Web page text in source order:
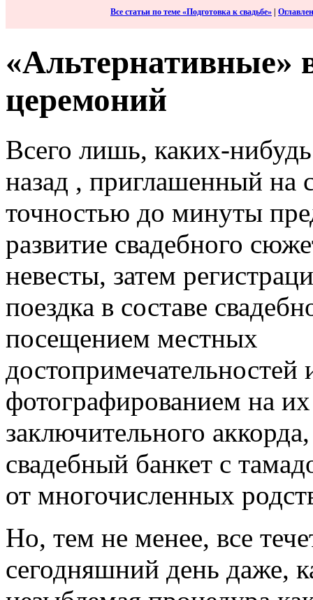
Все статьи по теме «Подготовка к свадьбе»
«Альтернативные»
церемоний
Всего лишь, каких-
назад , приглашенный на
точностью до минуты
развитие свадебного
невесты, затем
поездка в составе
посещением местных
достопримечательностей
фотографированием на
заключительного
свадебный банкет с
от многочисленных
Но, тем не менее, все
сегодняшний день даже,